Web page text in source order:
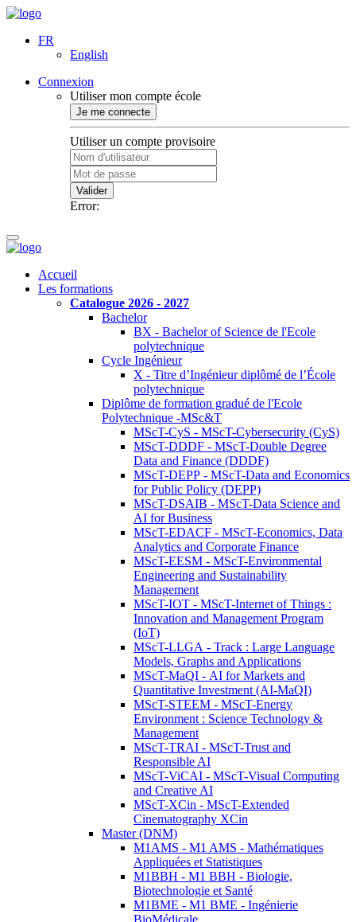
FR
English
Connexion
Utiliser mon compte école
Je me connecte
Utiliser un compte provisoire
Valider
Error:
Accueil
Les formations
Catalogue 2026 - 2027
Bachelor
BX - Bachelor of Science de l'Ecole
polytechnique
Cycle Ingénieur
X - Titre d’Ingénieur diplômé de l’École
polytechnique
Diplôme de formation gradué de l'Ecole
Polytechnique -MSc&T
MScT-CyS - MScT-Cybersecurity (CyS)
MScT-DDDF - MScT-Double Degree
Data and Finance (DDDF)
MScT-DEPP - MScT-Data and Economics
for Public Policy (DEPP)
MScT-DSAIB - MScT-Data Science and
AI for Business
MScT-EDACF - MScT-Economics, Data
Analytics and Corporate Finance
MScT-EESM - MScT-Environmental
Engineering and Sustainability
Management
MScT-IOT - MScT-Internet of Things :
Innovation and Management Program
(IoT)
MScT-LLGA - Track : Large Language
Models, Graphs and Applications
MScT-MaQI - AI for Markets and
Quantitative Investment (AI-MaQI)
MScT-STEEM - MScT-Energy
Environment : Science Technology &
Management
MScT-TRAI - MScT-Trust and
Responsible AI
MScT-ViCAI - MScT-Visual Computing
and Creative AI
MScT-XCin - MScT-Extended
Cinematography XCin
Master (DNM)
M1AMS - M1 AMS - Mathématiques
Appliquées et Statistiques
M1BBH - M1 BBH - Biologie,
Biotechnologie et Santé
M1BME - M1 BME - Ingénierie
BioMédicale